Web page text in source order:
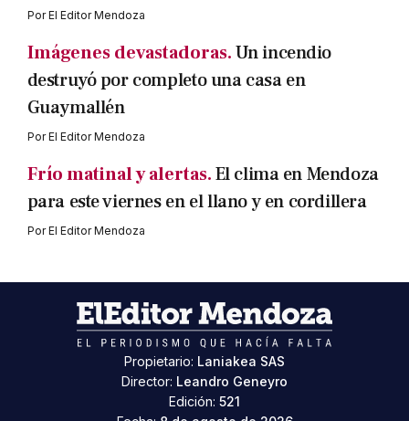
PorEl Editor Mendoza
Imágenes devastadoras.Un incendio
destruyó por completo una casa en
Guaymallén
PorEl Editor Mendoza
Frío matinal y alertas.El clima en Mendoza
para este viernes en el llano y en cordillera
PorEl Editor Mendoza
Propietario: Laniakea SAS
Director: Leandro Geneyro
Edición: 521